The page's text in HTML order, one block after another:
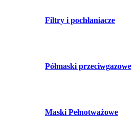
Filtry i pochłaniacze
Półmaski przeciwgazowe
Maski Pełnotważowe